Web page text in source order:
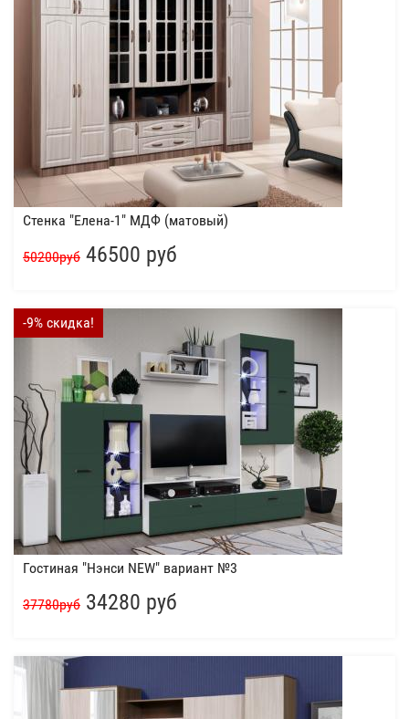
Стенка "Елена-1" МДФ (матовый)
50200руб 46500 руб
-9% скидка!
Гостиная "Нэнси NEW" вариант №3
37780руб 34280 руб